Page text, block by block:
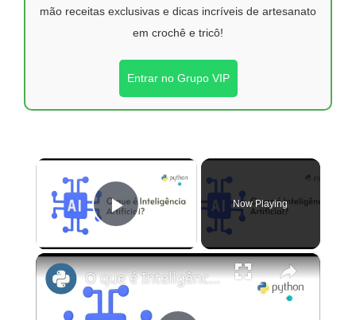
mão receitas exclusivas e dicas incríveis de artesanato
em crochê e tricô!
Entrar no Grupo VIP
×
Play Video
Now Playing
×
O que é Inteligência Artificial?